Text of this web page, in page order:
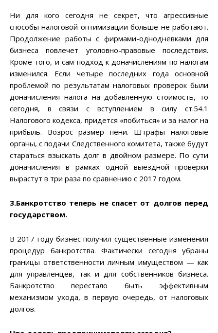
Ни для кого сегодня не секрет, что агрессивные
способы налоговой оптимизации больше не работают.
Продолжение работы с фирмами-однодневками для
бизнеса повлечет уголовно-правовые последствия.
Кроме того, и сам подход к доначислениям по налогам
изменился. Если четыре последних года основной
проблемой по результатам налоговых проверок были
доначисления налога на добавленную стоимость, то
сегодня, в связи с вступлением в силу ст.54.1
Налогового кодекса, придется «побиться» и за налог на
прибыль. Возрос размер пени. Штрафы налоговые
органы, с подачи Следственного комитета, также будут
стараться взыскать долг в двойном размере. По сути
доначисления в рамках одной выездной проверки
вырастут в три раза по сравнению с 2017 годом.
3.Банкротство теперь не спасет от долгов перед
государством.
В 2017 году бизнес получил существенные изменения
процедур банкротства. Фактически сегодня убраны
границы ответственности личным имуществом — как
для управленцев, так и для собственников бизнеса.
Банкротство перестало быть эффективным
механизмом ухода, в первую очередь, от налоговых
долгов.